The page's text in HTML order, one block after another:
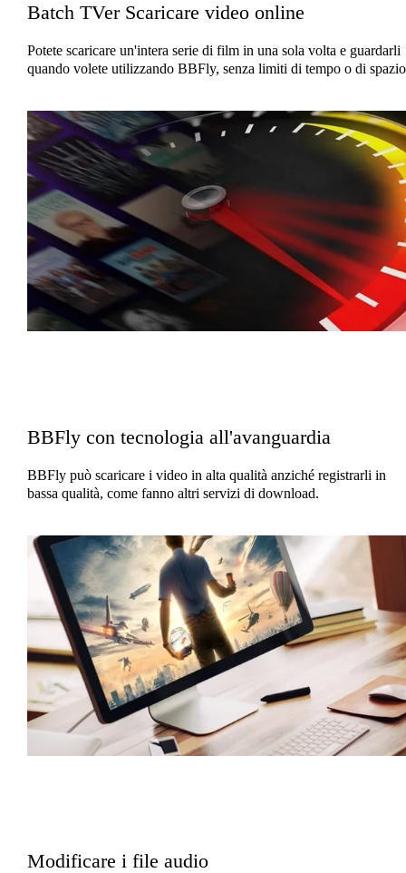
Batch TVer Scaricare video online
Potete scaricare un'intera serie di film in una sola volta e guardarli
quando volete utilizzando BBFly, senza limiti di tempo o di
BBFly con tecnologia all'avanguardia
BBFly può scaricare i video in alta qualità anziché registrarli in
bassa qualità, come fanno altri servizi di download.
Modificare i file audio